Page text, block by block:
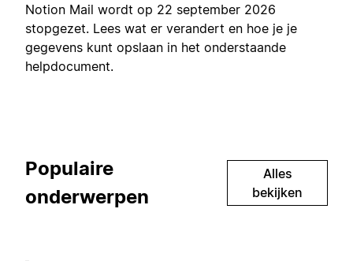
Notion Mail wordt op 22 september 2026
stopgezet. Lees wat er verandert en hoe je je
gegevens kunt opslaan in het onderstaande
helpdocument.
Populaire
onderwerpen
Alles
bekijken